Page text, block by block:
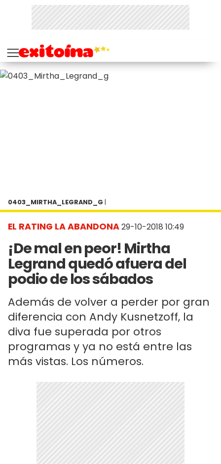
EL RATING LA ABANDONA29-10-2018 10:49
¡De mal en peor! Mirtha
Legrand quedó afuera del
podio de los sábados
Además de volver a perder por gran
diferencia con Andy Kusnetzoff, la
diva fue superada por otros
programas y ya no está entre las
más vistas. Los números.
0403_MIRTHA_LEGRAND_G |